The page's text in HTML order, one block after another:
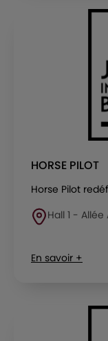
HORSE PILOT
Horse Pilot
Hall 1 -
En savoir +